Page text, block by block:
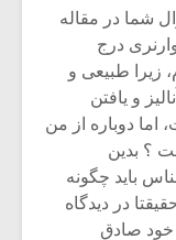
شما در مقاله
درج
زیرا طبیعی و
و یافتن
دوباره از من
؟ بدین
باید چگونه
در دیدگاه
خود صادق